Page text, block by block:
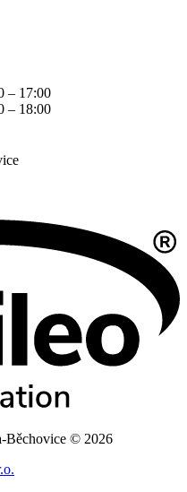
– 17:00
– 18:00
Běchovice © 2026